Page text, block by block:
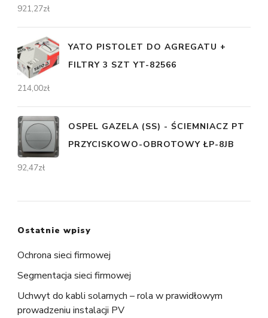
921,27zł
YATO PISTOLET DO AGREGATU +
FILTRY 3 SZT YT-82566
214,00zł
OSPEL GAZELA (SS) - ŚCIEMNIACZ PT
PRZYCISKOWO-OBROTOWY ŁP-8JB
92,47zł
Ostatnie wpisy
Ochrona sieci firmowej
Segmentacja sieci firmowej
Uchwyt do kabli solarnych – rola w prawidłowym
prowadzeniu instalacji PV